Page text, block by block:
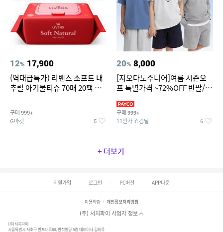
12% 17,900
(역대급특가) 리벤스 소프트 내
추럴 아기물티슈 70매 20팩 캡
구매 999+
G마켓 5
20% 8,000
[지오다노주니어]여름 시즌오
프 특별가격 ~72%OFF 반팔/반
구매 999+
11번가 쇼킹딜 6
+ 더보기
회원가입 로그인 PC버전 APP다운
이용약관 개인정보처리방침
(주) 서치파이 사업자 정보
(주)서치파이
서울특별시 서초구 반포대로88, 반석빌딩 5층 대표이사 김태묵